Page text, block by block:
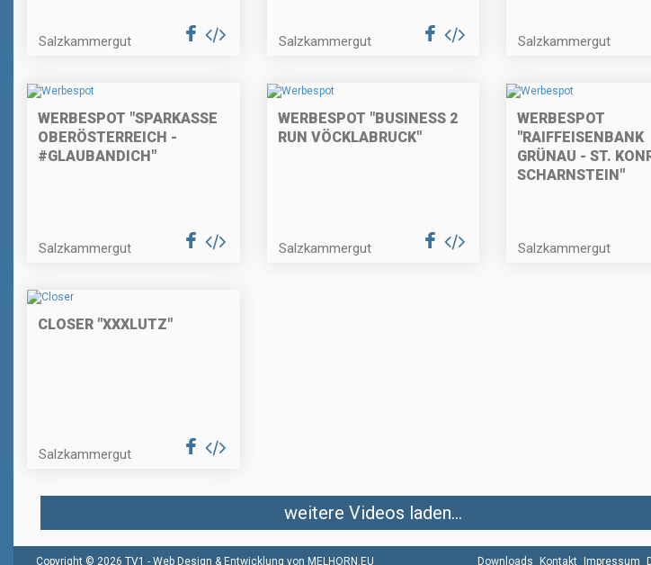
Salzkammergut Salzkammergut Salzkammergut
WERBESPOT "SPARKASSE
OBERÖSTERREICH -
#GLAUBANDICH"
Salzkammergut
WERBESPOT "BUSINESS 2
RUN VÖCKLABRUCK"
Salzkammergut
WERBESPOT
"RAIFFEISENBANK
GRÜNAU - ST.
SCHARNSTEIN"
Salzkammergut
CLOSER "XXXLUTZ"
Salzkammergut
weitere Videos laden...
Copyright © 2026 TV1 - Web Design & Entwicklung von MELHORN.EU Downloads Kontakt Impressum